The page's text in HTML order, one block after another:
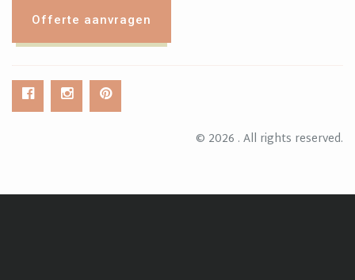
Offerte aanvragen
© 2026 . All rights reserved.